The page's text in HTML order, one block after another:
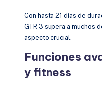
Con hasta 21 días de
GTR 3 supera a muchos
aspecto crucial.
Funciones
y fitness